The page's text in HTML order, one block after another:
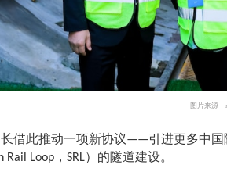
图片来源：
借此推动一项新协议——引进更多中国
Rail Loop， SRL）的隧道建设。